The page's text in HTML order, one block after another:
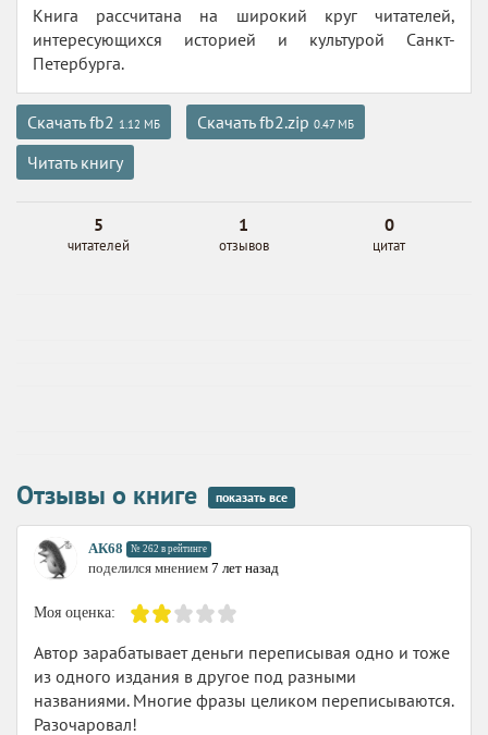
Книга рассчитана на широкий круг читателей,
интересующихся историей и культурой Санкт-
Петербурга.
Скачать fb2 1.12 МБ Скачать fb2.zip 0.47 МБ
Читать книгу
5
читателей
1
отзывов
0
цитат
Отзывы о книге показать все
АК68 № 262 в рейтинге
поделился мнением 7 лет назад
Моя оценка:
Автор зарабатывает деньги переписывая одно и тоже
из одного издания в другое под разными
названиями. Многие фразы целиком переписываются.
Разочаровал!